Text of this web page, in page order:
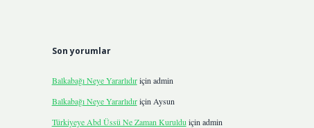
Son yorumlar
Balkabağı Neye Yararlıdıriçin admin
Balkabağı Neye Yararlıdıriçin Aysun
Türkiyeye Abd Üssü Ne Zaman Kuruldu için admin